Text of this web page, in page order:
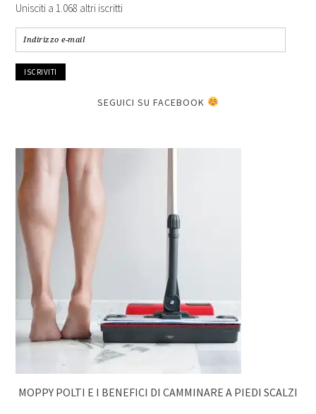
Unisciti a 1.068 altri iscritti
Indirizzo
e-
mail
SEGUICI SU FACEBOOK
MOPPY POLTI E I BENEFICI DI CAMMINARE A PIEDI SCALZI